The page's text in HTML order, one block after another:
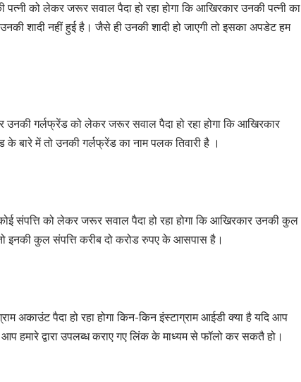
को लेकर जरूर सवाल पैदा हो रहा होगा कि आखिरकार उनकी पत्नी का
शादी नहीं हुई है। जैसे ही उनकी शादी हो जाएगी तो इसका अपडेट हम
गर्लफ्रेंड को लेकर जरूर सवाल पैदा हो रहा होगा कि आखिरकार
बारे में तो उनकी गर्लफ्रेंड का नाम पलक तिवारी है ।
संपत्ति को लेकर जरूर सवाल पैदा हो रहा होगा कि आखिरकार उनकी कुल
इनकी कुल संपत्ति करीब दो करोड रुपए के आसपास है।
अकाउंट पैदा हो रहा होगा किन-किन इंस्टाग्राम आईडी क्या है यदि आप
हमारे द्वारा उपलब्ध कराए गए लिंक के माध्यम से फॉलो कर सकतै हो।